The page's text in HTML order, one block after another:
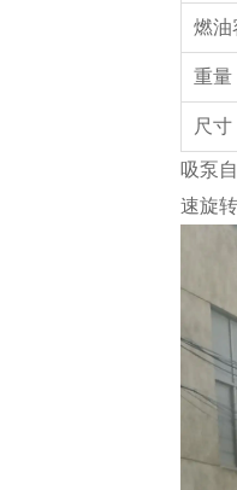
燃
重
尺寸
吸泵
速旋